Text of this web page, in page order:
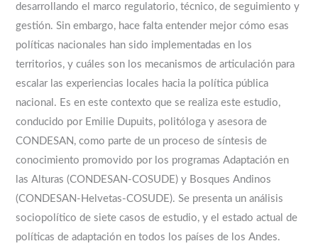
desarrollando el marco regulatorio, técnico, de seguimiento y
gestión. Sin embargo, hace falta entender mejor cómo esas
políticas nacionales han sido implementadas en los
territorios, y cuáles son los mecanismos de articulación para
escalar las experiencias locales hacia la política pública
nacional. Es en este contexto que se realiza este estudio,
conducido por Emilie Dupuits, politóloga y asesora de
CONDESAN, como parte de un proceso de síntesis de
conocimiento promovido por los programas Adaptación en
las Alturas (CONDESAN-COSUDE) y Bosques Andinos
(CONDESAN-Helvetas-COSUDE). Se presenta un análisis
sociopolítico de siete casos de estudio, y el estado actual de
políticas de adaptación en todos los países de los Andes.